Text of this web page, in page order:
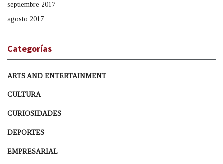
septiembre 2017
agosto 2017
Categorías
ARTS AND ENTERTAINMENT
CULTURA
CURIOSIDADES
DEPORTES
EMPRESARIAL